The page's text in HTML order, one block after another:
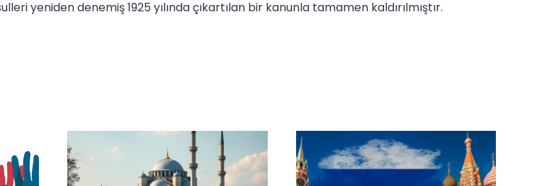
yeniden denemiş 1925 yılında çıkartılan bir kanunla tamamen kaldırılmıştır.